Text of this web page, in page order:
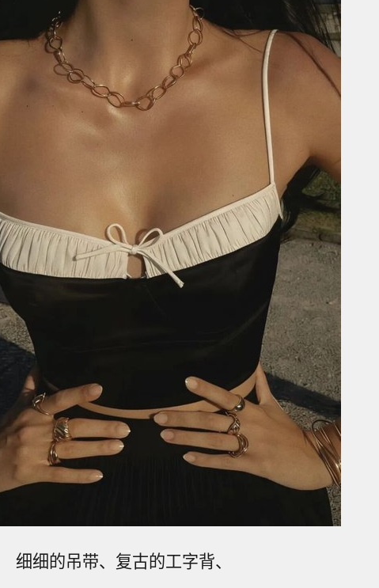
细细的吊带、复古的工字背、